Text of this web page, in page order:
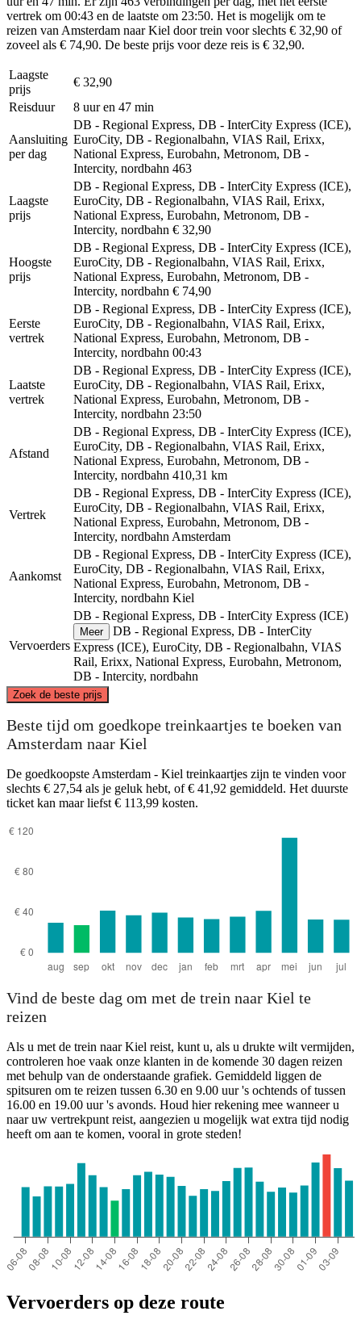
vertrek om 00:43 en de laatste om 23:50. Het is mogelijk om te
reizen van Amsterdam naar Kiel door trein voor slechts € 32,90 of
zoveel als € 74,90. De beste prijs voor deze reis is € 32,90.
Laagste
prijs
€ 32,90
Reisduur
8 uur en 47 min
Aansluiting
per dag
DB - Regional Express, DB - InterCity Express (ICE),
EuroCity, DB - Regionalbahn, VIAS Rail, Erixx,
National Express, Eurobahn, Metronom, DB -
Intercity, nordbahn 463
Laagste
prijs
DB - Regional Express, DB - InterCity Express (ICE),
EuroCity, DB - Regionalbahn, VIAS Rail, Erixx,
National Express, Eurobahn, Metronom, DB -
Intercity, nordbahn € 32,90
Hoogste
prijs
DB - Regional Express, DB - InterCity Express (ICE),
EuroCity, DB - Regionalbahn, VIAS Rail, Erixx,
National Express, Eurobahn, Metronom, DB -
Intercity, nordbahn € 74,90
Eerste
vertrek
DB - Regional Express, DB - InterCity Express (ICE),
EuroCity, DB - Regionalbahn, VIAS Rail, Erixx,
National Express, Eurobahn, Metronom, DB -
Intercity, nordbahn 00:43
Laatste
vertrek
DB - Regional Express, DB - InterCity Express (ICE),
EuroCity, DB - Regionalbahn, VIAS Rail, Erixx,
National Express, Eurobahn, Metronom, DB -
Intercity, nordbahn 23:50
Afstand
DB - Regional Express, DB - InterCity Express (ICE),
EuroCity, DB - Regionalbahn, VIAS Rail, Erixx,
National Express, Eurobahn, Metronom, DB -
Intercity, nordbahn 410,31 km
Vertrek
DB - Regional Express, DB - InterCity Express (ICE),
EuroCity, DB - Regionalbahn, VIAS Rail, Erixx,
National Express, Eurobahn, Metronom, DB -
Intercity, nordbahn Amsterdam
Aankomst
DB - Regional Express, DB - InterCity Express (ICE),
EuroCity, DB - Regionalbahn, VIAS Rail, Erixx,
National Express, Eurobahn, Metronom, DB -
Intercity, nordbahn Kiel
Vervoerders
DB - Regional Express, DB - InterCity Express (ICE)
Meer
DB - Regional Express, DB - InterCity
Express (ICE), EuroCity, DB - Regionalbahn, VIAS
Rail, Erixx, National Express, Eurobahn, Metronom,
DB - Intercity, nordbahn
Zoek de beste prijs
Amsterdam
©CARTO
Beste tijd om goedkope treinkaartjes te boeken van
Amsterdam naar Kiel
De goedkoopste Amsterdam - Kiel treinkaartjes zijn te vinden voor
slechts € 27,54 als je geluk hebt, of € 41,92 gemiddeld. Het duurste
ticket kan maar liefst € 113,99 kosten.
Vind de beste dag om met de trein naar Kiel te
reizen
Als u met de trein naar Kiel reist, kunt u, als u drukte wilt vermijden,
controleren hoe vaak onze klanten in de komende 30 dagen reizen
met behulp van de onderstaande grafiek. Gemiddeld liggen de
spitsuren om te reizen tussen 6.30 en 9.00 uur 's ochtends of tussen
16.00 en 19.00 uur 's avonds. Houd hier rekening mee wanneer u
naar uw vertrekpunt reist, aangezien u mogelijk wat extra tijd nodig
heeft om aan te komen, vooral in grote steden!
Vervoerders op deze route